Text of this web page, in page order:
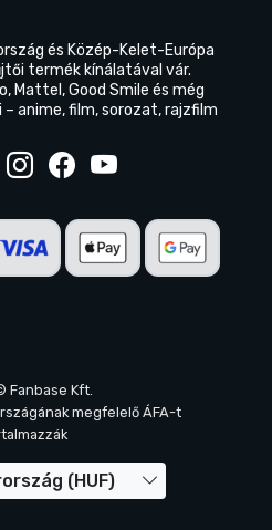
és Közép-Kelet-Európa
termék kínálatával vár.
Mattel, Good Smile és még
anime, film, sorozat, rajzfilm
Fanbase Kft.
megfelelő ÁFA-t
(HUF)